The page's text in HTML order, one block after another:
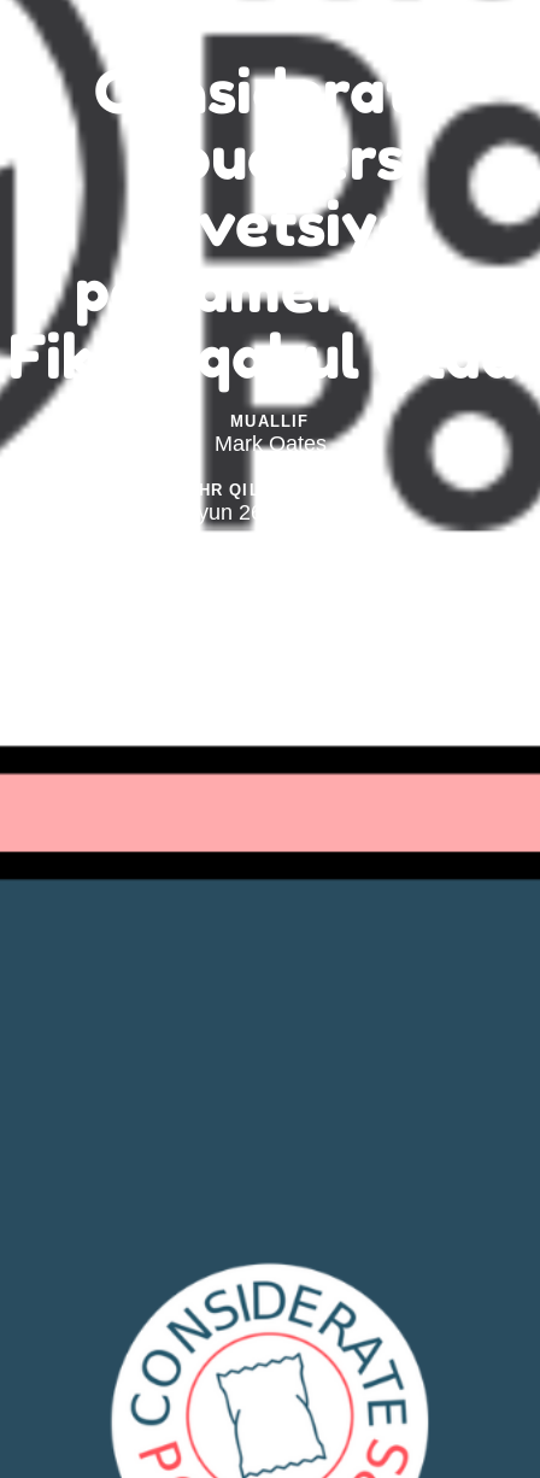
Considerate
Pouchers
Shvetsiya
parlamentida
Fikani qabul qiladi
MUALLIF
Mark Oates
NASHR QILINGAN SANA:
Iyun 26, 2023 yil